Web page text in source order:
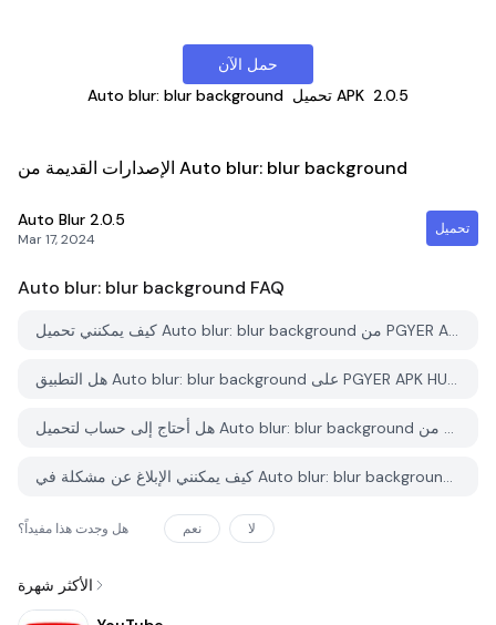
حمل الآن
Auto blur: blur background
تحميل APK 2.0.5
الإصدارات القديمة من Auto blur: blur background
Auto Blur 2.0.5
Mar 17, 2024
تحميل
Auto blur: blur background FAQ
كيف يمكنني تحميل Auto blur: blur background من PGYER APK HUB؟
هل التطبيق Auto blur: blur background على PGYER APK HUB مجاني للتحميل؟
هل أحتاج إلى حساب لتحميل Auto blur: blur background من PGYER APK HUB؟
كيف يمكنني الإبلاغ عن مشكلة في Auto blur: blur background على PGYER APK HUB؟
هل وجدت هذا مفيداً؟ نعم لا
الأكثر شهرة